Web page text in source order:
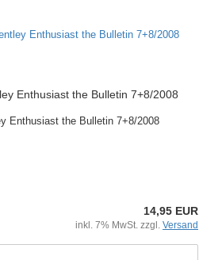
Enthusiast the Bulletin 7+8/2008
Enthusiast the Bulletin 7+8/2008
14,95 EUR
inkl. 7% MwSt. zzgl. Versand